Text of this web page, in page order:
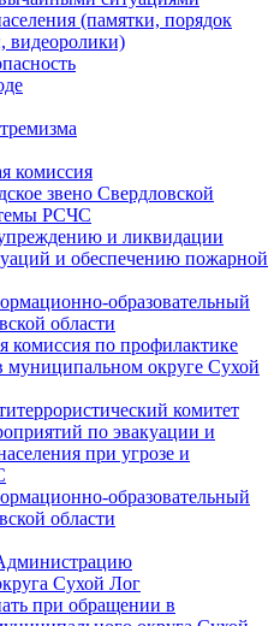
(памятки, порядок
видеоролики)
комиссия
звено Свердловской
РСЧС
и ликвидации
и обеспечению пожарной
образовательный
области
комиссия по профилактике
муниципальном округе Сухой
комитет
по эвакуации и
при угрозе и
образовательный
области
Сухой Лог
при обращении в